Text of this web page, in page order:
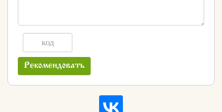
Рекомендовать